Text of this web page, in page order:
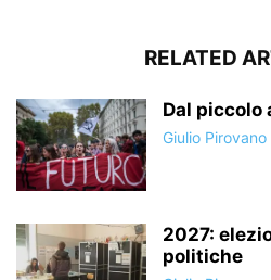
RELATED
Dal piccolo
Giulio Pirovano
2027:
politiche